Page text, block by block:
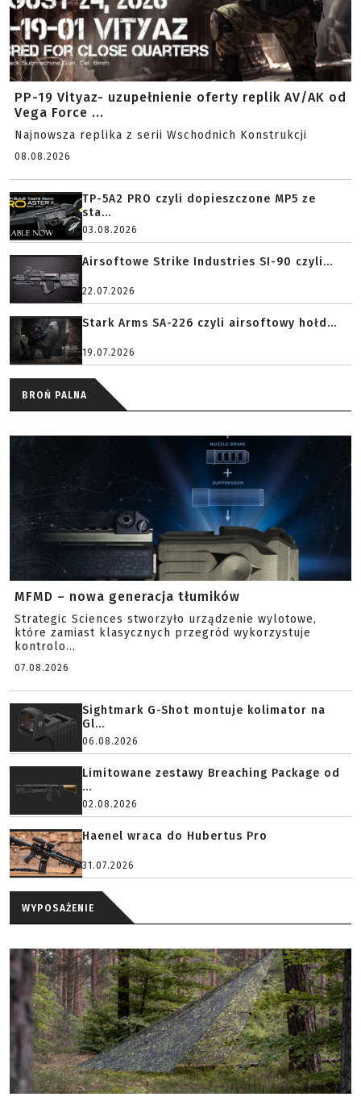
PP-19 Vityaz- uzupełnienie oferty replik AV/AK od
Vega Force ...
Najnowsza replika z serii Wschodnich Konstrukcji
08.08.2026
TP-5A2 PRO czyli dopieszczone MP5 ze
sta...
03.08.2026
Airsoftowe Strike Industries SI-90 czyli...
22.07.2026
Stark Arms SA-226 czyli airsoftowy hołd...
19.07.2026
BROŃ PALNA
MFMD – nowa generacja tłumików
Strategic Sciences stworzyło urządzenie wylotowe,
które zamiast klasycznych przegród wykorzystuje
kontrolo...
07.08.2026
Sightmark G-Shot montuje kolimator na
Gl...
06.08.2026
Limitowane zestawy Breaching Package od
...
02.08.2026
Haenel wraca do Hubertus Pro
31.07.2026
WYPOSAŻENIE